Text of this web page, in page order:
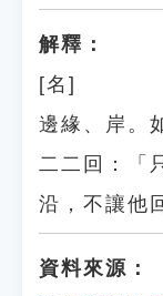
解釋：
[名]
邊緣、岸。
二二回：「
沿，不讓他
資料來源：